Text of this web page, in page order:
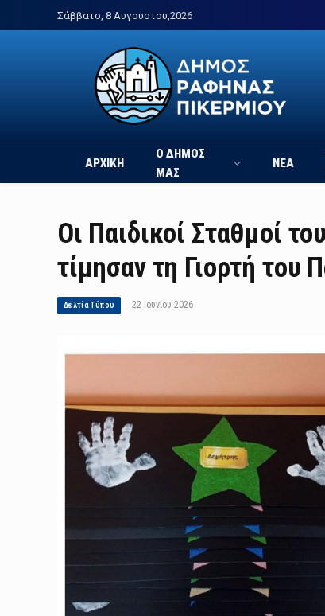
Σάββατο, 8 Αυγούστου,2026
ΑΡΧΙΚΗ
Ο ΔΗΜΟΣ
ΜΑΣ
ΝΕΑ
Οι Παιδικοί Σταθμοί
τίμησαν τη Γιορτή του
Δελτία Τύπου 22 Ιουνίου 2026